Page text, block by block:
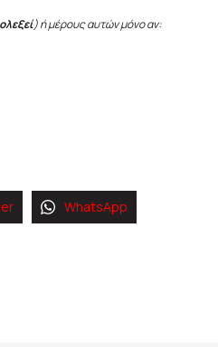
) ή μέρους αυτών μόνο αν:
WhatsApp